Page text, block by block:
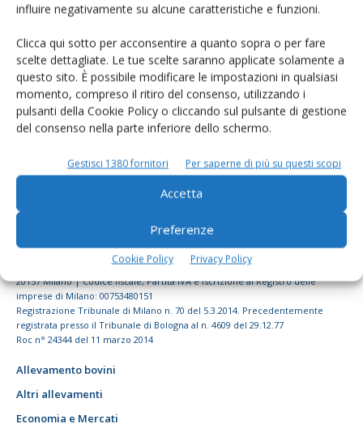
influire negativamente su alcune caratteristiche e funzioni.
Clicca qui sotto per acconsentire a quanto sopra o per fare
scelte dettagliate. Le tue scelte saranno applicate solamente a
questo sito. È possibile modificare le impostazioni in qualsiasi
momento, compreso il ritiro del consenso, utilizzando i
pulsanti della Cookie Policy o cliccando sul pulsante di gestione
del consenso nella parte inferiore dello schermo.
Gestisci 1380 fornitori Per saperne di più su questi scopi
Accetta
Preferenze
Cookie Policy Privacy Policy
© Tecniche Nuove Spa. Tutti i diritti riservati. Sede legale Via Eritrea 21 -
20157 Milano | Codice fiscale, Partita IVA e Iscrizione al Registro delle
imprese di Milano: 00753480151
Registrazione Tribunale di Milano n. 70 del 5.3.2014. Precedentemente
registrata presso il Tribunale di Bologna al n. 4609 del 29.12.77
Roc n° 24344 del 11 marzo 2014
Allevamento bovini
Altri allevamenti
Economia e Mercati